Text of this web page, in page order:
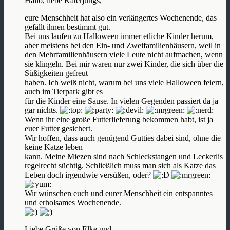
eure Menschheit hat also ein verlängertes Wochenende, das
gefällt ihnen bestimmt gut.
Bei uns laufen zu Halloween immer etliche Kinder herum,
aber meistens bei den Ein- und Zweifamilienhäusern, weil in
den Mehrfamilienhäusern viele Leute nicht aufmachen, wenn
sie klingeln. Bei mir waren nur zwei Kinder, die sich über die
Süßigkeiten gefreut
haben. Ich weiß nicht, warum bei uns viele Halloween feiern,
auch im Tierpark gibt es
für die Kinder eine Sause. In vielen Gegenden passiert da ja
gar nichts.
Wenn ihr eine große Futterlieferung bekommen habt, ist ja
euer Futter gesichert.
Wir hoffen, dass auch genügend Gutties dabei sind, ohne die
keine Katze leben
kann. Meine Miezen sind nach Schleckstangen und Leckerlis
regelrecht süchtig. Schließlich muss man sich als Katze das
Leben doch irgendwie versüßen, oder?
Wir wünschen euch und eurer Menschheit ein entspanntes
und erholsames Wochenende.